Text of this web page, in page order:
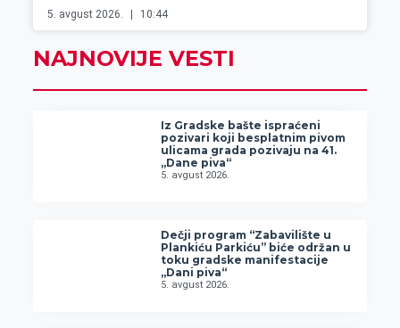
5. avgust 2026. 10:44
NAJNOVIJE VESTI
Iz Gradske bašte ispraćeni
pozivari koji besplatnim pivom
ulicama grada pozivaju na 41.
„Dane piva“
5. avgust 2026.
Dečji program “Zabavilište u
Plankiću Parkiću” biće održan u
toku gradske manifestacije
„Dani piva“
5. avgust 2026.